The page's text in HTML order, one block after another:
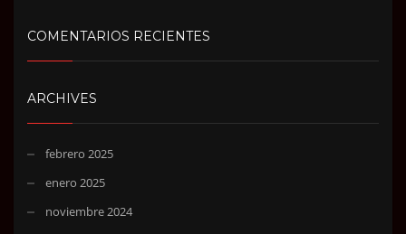
COMENTARIOS RECIENTES
ARCHIVES
febrero 2025
enero 2025
noviembre 2024